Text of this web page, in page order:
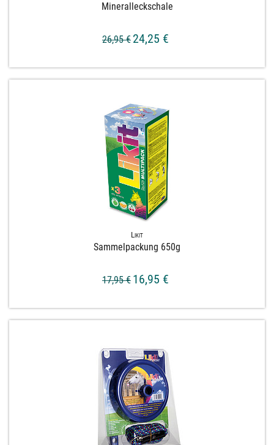
Mineralleckschale
26,95 € 24,25 €
Likit
Sammelpackung 650g
17,95 € 16,95 €